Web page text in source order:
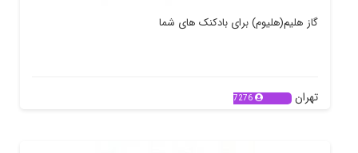
گاز هلیم(هلیوم) برای بادکنک های شما
تهران 7276